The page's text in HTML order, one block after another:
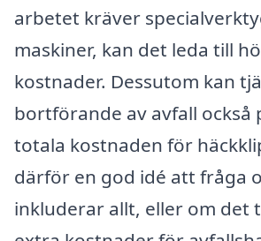
arbetet kräver
maskiner, kan det leda till
kostnader. Dessutom kan
bortförande av avfall också
totala kostnaden för
därför en god idé att fråga
inkluderar allt, eller om det